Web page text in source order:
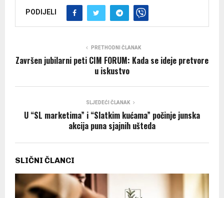
PODIJELI
PRETHODNI ČLANAK
Završen jubilarni peti CIM FORUM: Kada se ideje pretvore
u iskustvo
SLJEDEĆI ČLANAK
U “SL marketima” i “Slatkim kućama” počinje junska
akcija puna sjajnih ušteda
SLIČNI ČLANCI